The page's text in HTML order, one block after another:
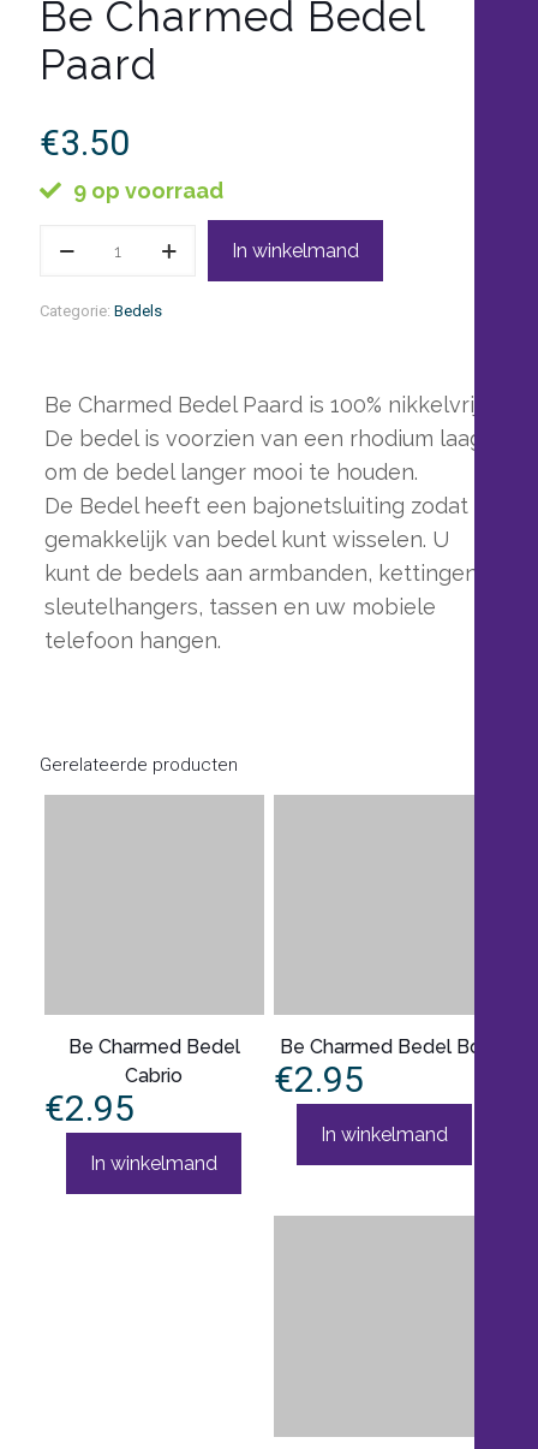
Be Charmed Bedel
Paard
€3.50
9 op voorraad
Charmed
Paard
In winkelmand
Categorie: Bedels
Be Charmed Bedel Paard is 100% nikkelvrij.
De bedel is voorzien van een rhodium laag
om de bedel langer mooi te houden.
De Bedel heeft een bajonetsluiting zodat u
gemakkelijk van bedel kunt wisselen. U
kunt de bedels aan armbanden, kettingen,
sleutelhangers, tassen en uw mobiele
telefoon hangen.
Gerelateerde producten
Be Charmed Bedel
Cabrio
€2.95
In winkelmand
Be Charmed Bedel Bot
€2.95
In winkelmand